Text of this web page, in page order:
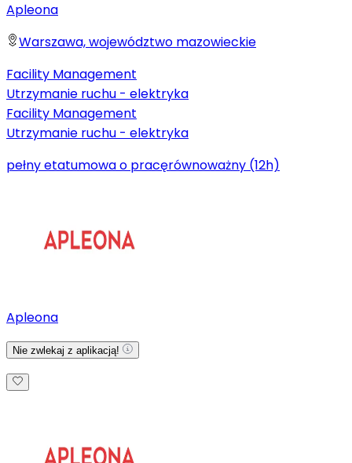
Apleona
Warszawa, województwo mazowieckie
Facility Management
Utrzymanie ruchu - elektryka
Facility Management
Utrzymanie ruchu - elektryka
pełny etatumowa o pracęrównoważny (12h)
Apleona
Nie zwlekaj z aplikacją!